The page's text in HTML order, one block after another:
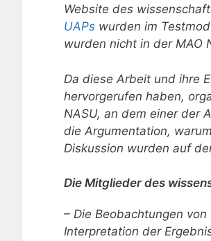
Website des
UAPs wurden im
wurden nicht in der MAO
Da diese Arbeit und ihre
hervorgerufen haben,
NASU, an dem einer der
die Argumentation,
Diskussion wurden auf
Die Mitglieder des
– Die Beobachtungen
Interpretation der